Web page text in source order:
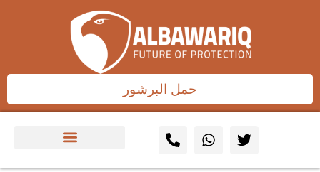
حمل البرشور